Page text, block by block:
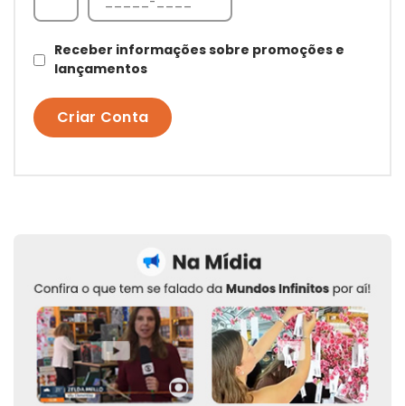
Receber informações sobre promoções e
lançamentos
Criar Conta